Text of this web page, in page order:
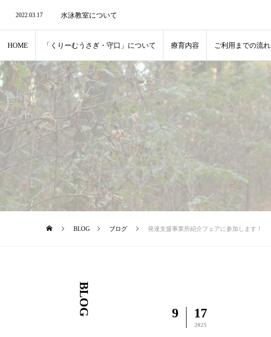
HOME 「くりーむうさぎ・守口」について 療育内容 ご利用までの流れ
2022.03.17 水泳教室について
2022.03.17 リモート・ZOOMでの対応も可能です。
BLOG ブログ 発達支援事業所紹介フェアに参加します！
BLOG 9 17
2025